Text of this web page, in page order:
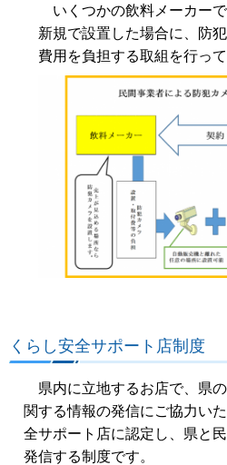
いくつかの飲料メーカー
新規で設置した場合に、防
費用を負担する取組を行って
くらし安全サポート店制度
県内に立地するお店で、県
関する情報の発信にご協力い
全サポート店に認定し、県と
発信する制度です。